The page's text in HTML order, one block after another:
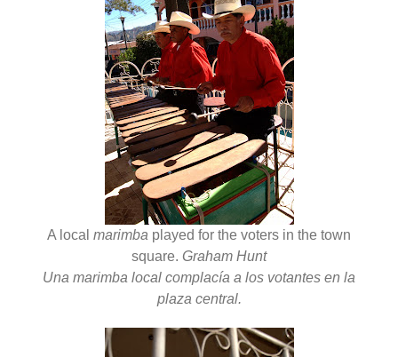
A local marimba played for the voters in the town
square. Graham Hunt
Una marimba local complacía a los votantes en la
plaza central.